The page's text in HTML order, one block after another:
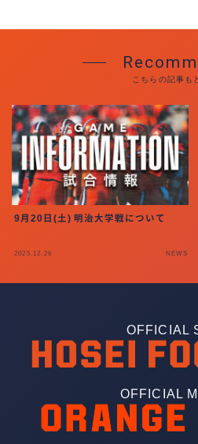
こちらの記事も
9月20日(土) 明治大学戦について
2025.12.26 NEWS
OFFICIAL
OFFICIAL